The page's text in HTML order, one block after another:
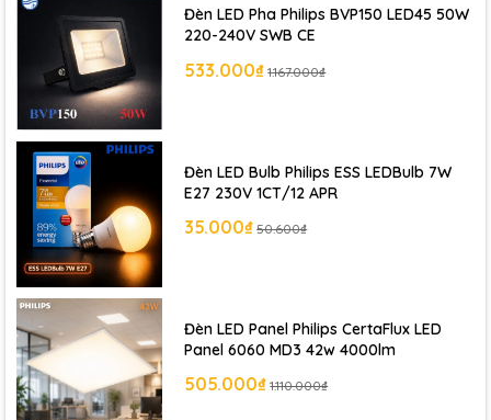
Đèn LED Pha Philips BVP150 LED45 50W
220-240V SWB CE
533.000₫ 1.167.000₫
Đèn LED Bulb Philips ESS LEDBulb 7W
E27 230V 1CT/12 APR
35.000₫ 50.600₫
Đèn LED Panel Philips CertaFlux LED
Panel 6060 MD3 42w 4000lm
505.000₫ 1.110.000₫